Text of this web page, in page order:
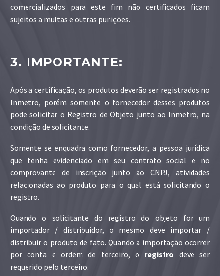
comercializados para este fim não certificados ficam
sujeitos a multas e outras punições.
3. IMPORTANTE:
Após a certificação, os produtos deverão ser registrados no
Inmetro, porém somente o fornecedor desses produtos
pode solicitar o Registro de Objeto junto ao Inmetro, na
condição de solicitante.
Somente se enquadra como fornecedor, a pessoa jurídica
que tenha evidenciado em seu contrato social e no
comprovante de inscrição junto ao CNPJ, atividades
relacionadas ao produto para o qual está solicitando o
registro.
Quando o solicitante do registro do objeto for um
importador / distribuidor, o mesmo deve importar /
distribuir o produto de fato. Quando a importação ocorrer
por conta e ordem de terceiro, o registro deve ser
requerido pelo terceiro.